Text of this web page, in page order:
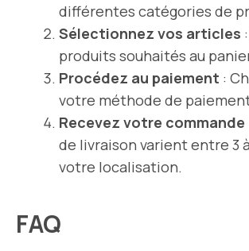
différentes catégories de
Sélectionnez vos articles
produits souhaités au
Procédez au paiement :
votre méthode de
Recevez votre commande
de livraison varient entre 3
votre localisation.
FAQ